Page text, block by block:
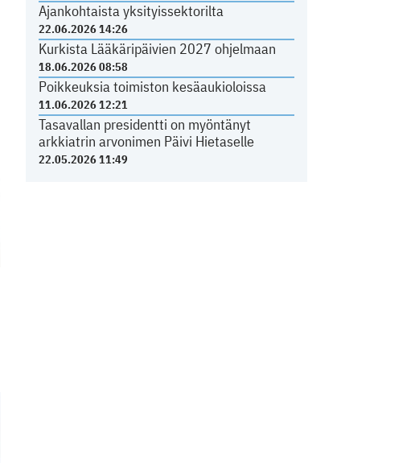
Ajankohtaista yksityissektorilta
22.06.2026 14:26
Kurkista Lääkäripäivien 2027 ohjelmaan
18.06.2026 08:58
Poikkeuksia toimiston kesäaukioloissa
11.06.2026 12:21
Tasavallan presidentti on myöntänyt
arkkiatrin arvonimen Päivi Hietaselle
22.05.2026 11:49